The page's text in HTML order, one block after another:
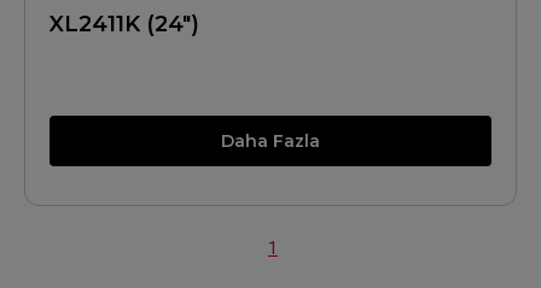
XL2411K (24")
Daha Fazla
1